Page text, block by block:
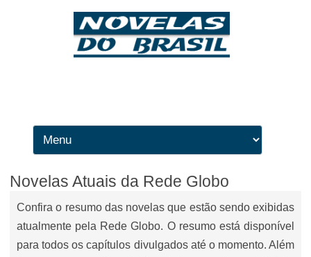
Novelas Atuais da Rede Globo
Confira o resumo das novelas que estão sendo exibidas
atualmente pela Rede Globo. O resumo está disponível
para todos os capítulos divulgados até o momento. Além